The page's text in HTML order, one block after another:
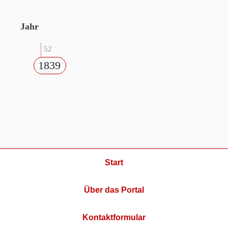
Jahr
52
1839
Start
Über das Portal
Kontaktformular